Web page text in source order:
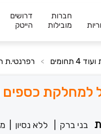
חברות
מובילות
דרושים
הייטק
תחומים > רפרנטי.ת
למחלקת כספים
בני ברק ללא נסיון